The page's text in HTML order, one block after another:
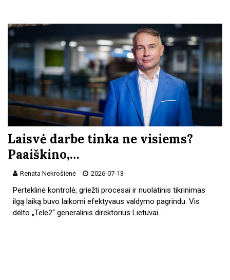
Laisvė darbe tinka ne visiems?
Paaiškino,…
Renata Nekrošienė 2026-07-13
Perteklinė kontrolė, griežti procesai ir nuolatinis tikrinimas
ilgą laiką buvo laikomi efektyvaus valdymo pagrindu. Vis
dėlto „Tele2“ generalinis direktorius Lietuvai…